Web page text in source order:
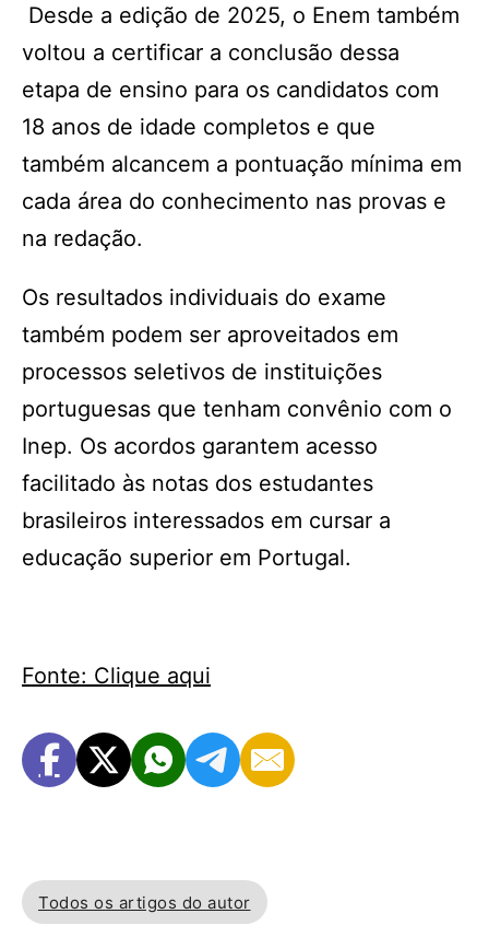
Desde a edição de 2025, o Enem também
voltou a certificar a conclusão dessa
etapa de ensino para os candidatos com
18 anos de idade completos e que
também alcancem a pontuação mínima em
cada área do conhecimento nas provas e
na redação.
Os resultados individuais do exame
também podem ser aproveitados em
processos seletivos de instituições
portuguesas que tenham convênio com o
Inep. Os acordos garantem acesso
facilitado às notas dos estudantes
brasileiros interessados em cursar a
educação superior em Portugal.
Fonte: Clique aqui
Todos os artigos do autor